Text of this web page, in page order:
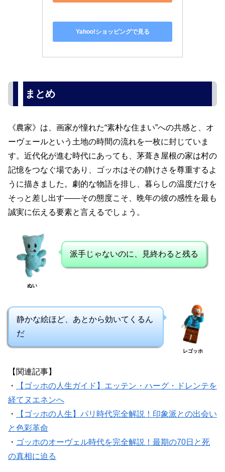
《農家》は、画家が憧れた“素朴な住まい”への共感と、オ
ーヴェールという土地の時間の流れを一枚に封じていま
記憶をつなぐ場であり、ゴッホはその静けさを尊重するよ
うに描きました。劇的な物語を排し、暮らしの温度だけを
そっと差し出す――その態度こそ、晩年の彼の感性を最も
誠実に伝える要素と言えるでしょう。
ぬい
派手じゃないのに、見終わると残る
静かな絵ほど、あとから効いてくるん
レゴッホ
【関連記事】
・
【ゴッホの人生ガイド】エッテン・ハーグ・ドレンテを
・ 【ゴッホの人生】パリ時代完全解説！印象派との出会い
と色彩革命
・ゴッホのオーヴェル時代を完全解説！最期の70日と死
の真相に迫る
[ad]